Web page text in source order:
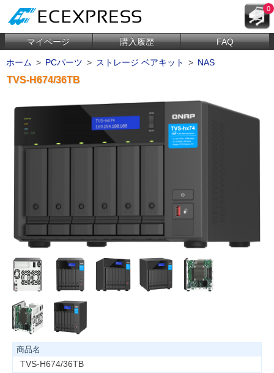
0
マイページ 購入履歴 FAQ
ホーム > PCパーツ > ストレージ ベアキット > NAS
TVS-H674/36TB
商品名
TVS-H674/36TB